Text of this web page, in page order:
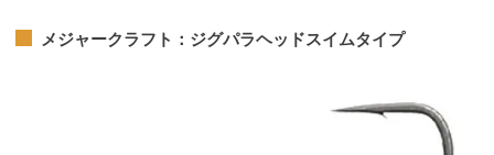
メジャークラフト：ジグパラヘッドスイムタイプ